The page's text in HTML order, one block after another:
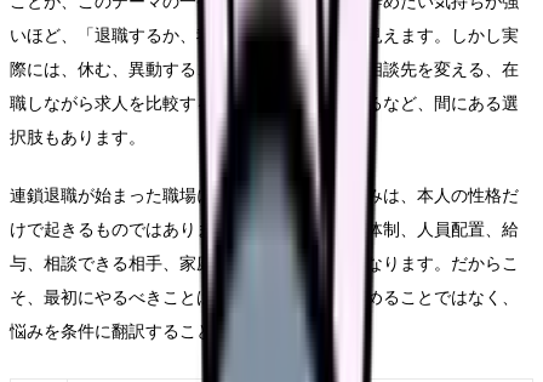
いほど、「退職するか、我慢するか」の二択に見えます。しかし実
際には、休む、異動する、勤務形態を変える、相談先を変える、在
職しながら求人を比較する、退職時期を調整するなど、間にある選
択肢もあります。
連鎖退職が始まった職場に残るべきかという悩みは、本人の性格だ
けで起きるものではありません。勤務表、教育体制、人員配置、給
与、相談できる相手、家庭事情、体調の波が重なります。だからこ
そ、最初にやるべきことは「自分が弱い」と決めることではなく、
悩みを条件に翻訳することです。